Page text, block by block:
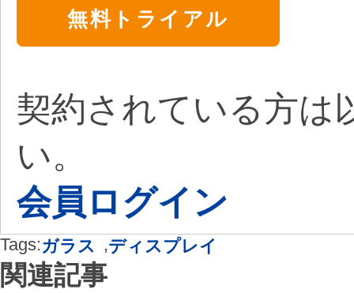
無料トライアル
契約されている方は
い。
会員ログイン
Tags:ガラス ,ディスプレイ
関連記事